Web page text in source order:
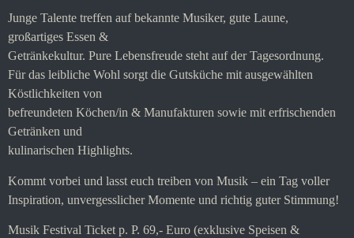
Junge Talente treffen auf bekannte Musiker, gute Laune,
großartiges Essen &
Getränkekultur. Pure Lebensfreude steht auf der Tagesordnung.
Für das leibliche Wohl sorgt die Gutsküche mit ausgewählten
Köstlichkeiten von
befreundeten Köchen/in & Manufakturen sowie mit erfrischenden
Getränken und
kulinarischen Highlights.
Kommt vorbei und lasst euch treiben von Musik – ein Tag voller
Inspiration, unvergesslicher Momente und richtig guter Stimmung!
Musik Festival Ticket p. P. 69,- Euro (exklusive Speisen &